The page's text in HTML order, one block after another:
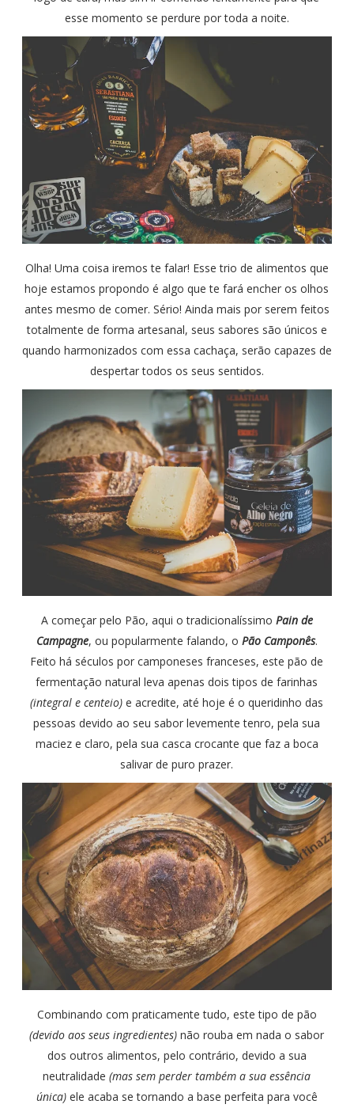
esse momento se perdure por toda a noite.
Olha! Uma coisa iremos te falar! Esse trio de alimentos que
hoje estamos propondo é algo que te fará encher os olhos
antes mesmo de comer. Sério! Ainda mais por serem feitos
totalmente de forma artesanal, seus sabores são únicos e
quando harmonizados com essa cachaça, serão capazes de
despertar todos os seus sentidos.
A começar pelo Pão, aqui o tradicionalíssimo Pain de
Campagne, ou popularmente falando, o Pão Camponês.
Feito há séculos por camponeses franceses, este pão de
fermentação natural leva apenas dois tipos de farinhas
(integral e centeio) e acredite, até hoje é o queridinho das
pessoas devido ao seu sabor levemente tenro, pela sua
maciez e claro, pela sua casca crocante que faz a boca
salivar de puro prazer.
Combinando com praticamente tudo, este tipo de pão
(devido aos seus ingredientes) não rouba em nada o sabor
dos outros alimentos, pelo contrário, devido a sua
neutralidade(mas sem perder também a sua essência
única)ele acaba se tornando a base perfeita para você